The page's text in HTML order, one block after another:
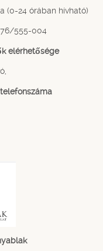
(0-24 órában hívható)
555-004
elérhetősége